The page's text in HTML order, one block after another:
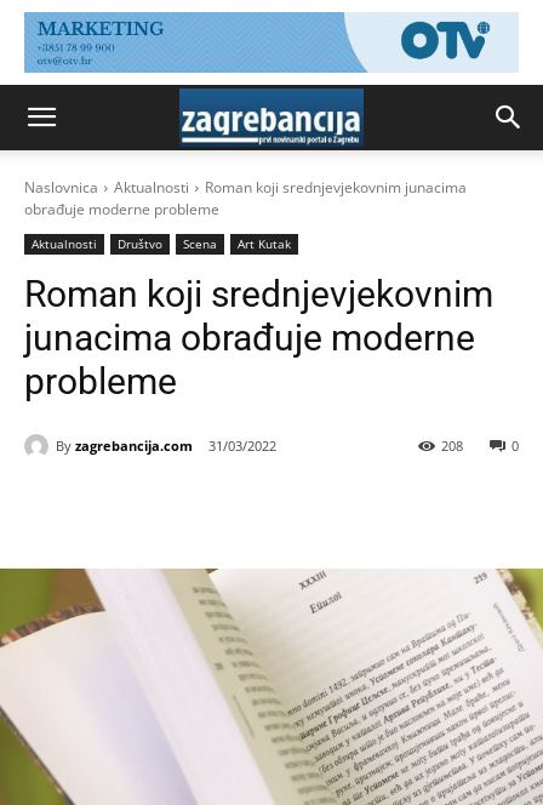
Naslovnica Aktualnosti
Roman koji srednjevjekovnim junacima
obrađuje moderne probleme
Aktualnosti Društvo Scena Art Kutak
Roman koji srednjevjekovnim
junacima obrađuje moderne
probleme
By zagrebancija.com 31/03/2022 0
208